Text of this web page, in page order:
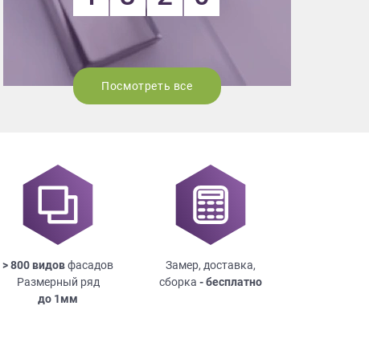
Посмотреть все
> 800 видовфасадов
Размерный ряд
до 1мм
Замер, доставка,
сборка - бесплатно